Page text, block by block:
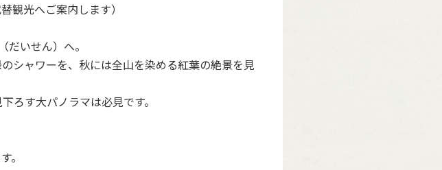
観光へご案内します）
いせん）へ。
シャワーを、秋には全山を染める紅葉の絶景を見
ろす大パノラマは必見です。
。